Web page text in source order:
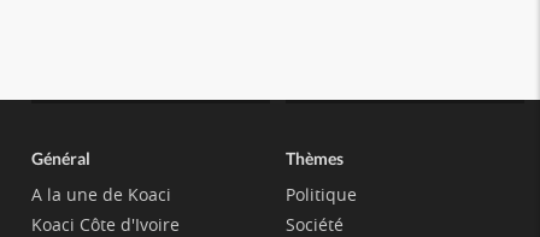
Général
A la une de Koaci
Koaci Côte d'Ivoire
Thèmes
Politique
Société